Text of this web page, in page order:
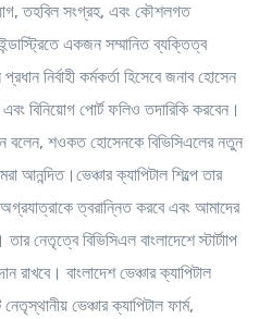
তহবিল সংগ্রহ, এবং কৌশলগত
একজন সম্মানিত ব্যক্তিত্ব
নির্বাহী কর্মকর্তা হিসেবে জনাব হোসেন
বিনিয়োগ পোর্ট ফলিও তদারিকি করবেন।
বলেন, শওকত হোসেনকে বিভিসিএলের নতুন
আনন্দিত।ভেঞ্চার ক্যাপিটাল শিল্পে তার
ত্বরান্নিত করবে এবং আমাদের
নেতৃত্বে বিভিসিএল বাংলাদেশে স্টার্টাাপ
বাংলাদেশ ভেঞ্চার ক্যাপিটাল
ভেঞ্চার ক্যাপিটাল ফার্ম,